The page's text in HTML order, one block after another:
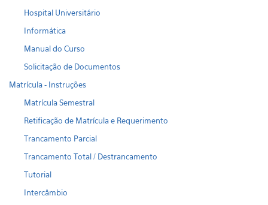
Hospital Universitário
Informática
Manual do Curso
Solicitação de Documentos
Matrícula - Instruções
Matrícula Semestral
Retificação de Matrícula e Requerimento
Trancamento Parcial
Trancamento Total / Destrancamento
Tutorial
Intercâmbio